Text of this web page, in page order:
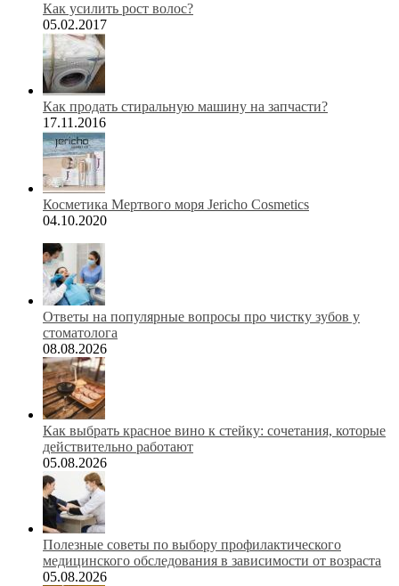
Как усилить рост волос?
05.02.2017
Как продать стиральную машину на запчасти?
17.11.2016
Косметика Мертвого моря Jericho Cosmetics
04.10.2020
Ответы на популярные вопросы про чистку зубов у
стоматолога
08.08.2026
Как выбрать красное вино к стейку: сочетания, которые
действительно работают
05.08.2026
Полезные советы по выбору профилактического
медицинского обследования в зависимости от возраста
05.08.2026